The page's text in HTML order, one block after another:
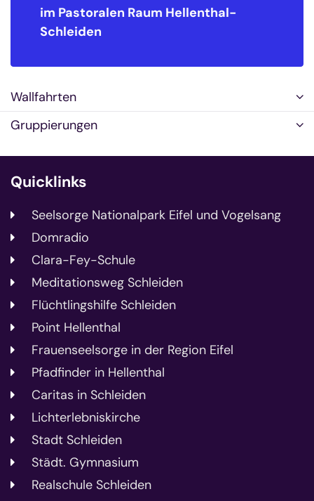
im Pastoralen Raum Hellenthal-
Schleiden
Wallfahrten
Gruppierungen
Quicklinks
Seelsorge Nationalpark Eifel und Vogelsang
Domradio
Clara-Fey-Schule
Meditationsweg Schleiden
Flüchtlingshilfe Schleiden
Point Hellenthal
Frauenseelsorge in der Region Eifel
Pfadfinder in Hellenthal
Caritas in Schleiden
Lichterlebniskirche
Stadt Schleiden
Städt. Gymnasium
Realschule Schleiden